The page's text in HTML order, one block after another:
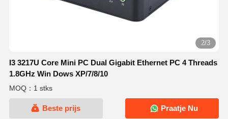
2/3
I3 3217U Core Mini PC Dual Gigabit Ethernet PC 4 Threads
1.8GHz Win Dows XP/7/8/10
MOQ：1 stks
Beste prijs Praatje Nu